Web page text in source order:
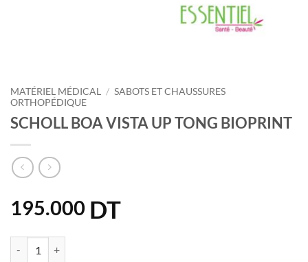
MATÉRIEL MÉDICAL / SABOTS ET CHAUSSURES
ORTHOPÉDIQUE
SCHOLL BOA VISTA UP TONG BIOPRINT
195.000 DT